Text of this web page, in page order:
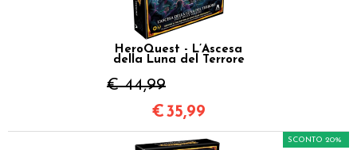
HeroQuest - L’Ascesa
della Luna del Terrore
€ 44,99
€35,99
SCONTO 20%